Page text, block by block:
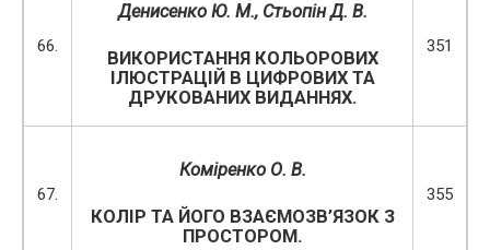
66.
Денисенко Ю. М., Стьопін Д. В.
ВИКОРИСТАННЯ КОЛЬОРОВИХ
ІЛЮСТРАЦІЙ В ЦИФРОВИХ ТА
ДРУКОВАНИХ ВИДАННЯХ.
351
67.
Коміренко О. В.
КОЛІР ТА ЙОГО ВЗАЄМОЗВ’ЯЗОК З
ПРОСТОРОМ.
355